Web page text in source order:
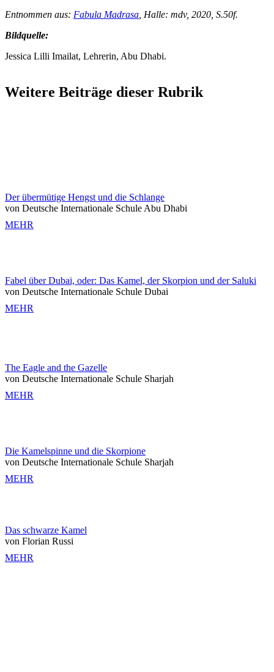
Entnommen aus: Fabula Madrasa , Halle: mdv, 2020, S.50f.
Bildquelle:
Jessica Lilli Imailat, Lehrerin, Abu Dhabi.
Weitere Beiträge dieser Rubrik
Der übermütige Hengst und die Schlange
von Deutsche Internationale Schule Abu Dhabi
MEHR
Fabel über Dubai, oder: Das Kamel, der Skorpion und der Saluki
von Deutsche Internationale Schule Dubai
MEHR
The Eagle and the Gazelle
von Deutsche Internationale Schule Sharjah
MEHR
Die Kamelspinne und die Skorpione
von Deutsche Internationale Schule Sharjah
MEHR
Das schwarze Kamel
von Florian Russi
MEHR